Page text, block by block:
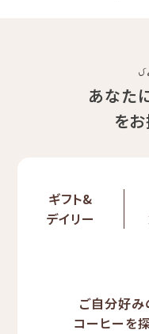
あなた
を
ギフト&
デイリー
ご自分好み
コーヒーを